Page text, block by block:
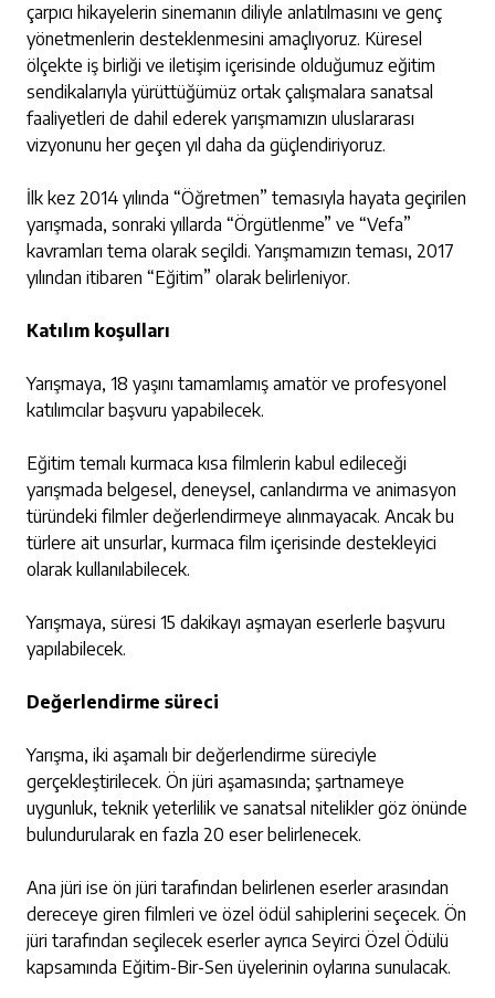
çarpıcı hikayelerin sinemanın diliyle anlatılmasını ve genç
yönetmenlerin desteklenmesini amaçlıyoruz. Küresel
ölçekte iş birliği ve iletişim içerisinde olduğumuz eğitim
sendikalarıyla yürüttüğümüz ortak çalışmalara sanatsal
faaliyetleri de dahil ederek yarışmamızın uluslararası
vizyonunu her geçen yıl daha da güçlendiriyoruz.
İlk kez 2014 yılında “Öğretmen” temasıyla hayata geçirilen
yarışmada, sonraki yıllarda “Örgütlenme” ve “Vefa”
kavramları tema olarak seçildi. Yarışmamızın teması, 2017
yılından itibaren “Eğitim” olarak belirleniyor.
Katılım koşulları
Yarışmaya, 18 yaşını tamamlamış amatör ve profesyonel
katılımcılar başvuru yapabilecek.
Eğitim temalı kurmaca kısa filmlerin kabul edileceği
yarışmada belgesel, deneysel, canlandırma ve animasyon
türündeki filmler değerlendirmeye alınmayacak. Ancak bu
türlere ait unsurlar, kurmaca film içerisinde destekleyici
olarak kullanılabilecek.
Yarışmaya, süresi 15 dakikayı aşmayan eserlerle başvuru
yapılabilecek.
Değerlendirme süreci
Yarışma, iki aşamalı bir değerlendirme süreciyle
gerçekleştirilecek. Ön jüri aşamasında; şartnameye
uygunluk, teknik yeterlilik ve sanatsal nitelikler göz önünde
bulundurularak en fazla 20 eser belirlenecek.
Ana jüri ise ön jüri tarafından belirlenen eserler arasından
dereceye giren filmleri ve özel ödül sahiplerini seçecek. Ön
jüri tarafından seçilecek eserler ayrıca Seyirci Özel Ödülü
kapsamında Eğitim-Bir-Sen üyelerinin oylarına sunulacak.